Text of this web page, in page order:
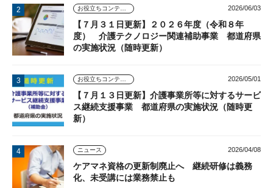
2026/06/03
【７月３１日更新】２０２６年度（令和８年
度） 介護テクノロジー関連補助事業 都道府県
の実施状況（随時更新）
2026/05/01
【７月１３日更新】介護事業所等に対するサービ
ス継続支援事業 都道府県の実施状況（随時更
新）
ニュース 2026/04/08
ケアマネ資格の更新制廃止へ 継続研修は義務
化、未受講には業務禁止も